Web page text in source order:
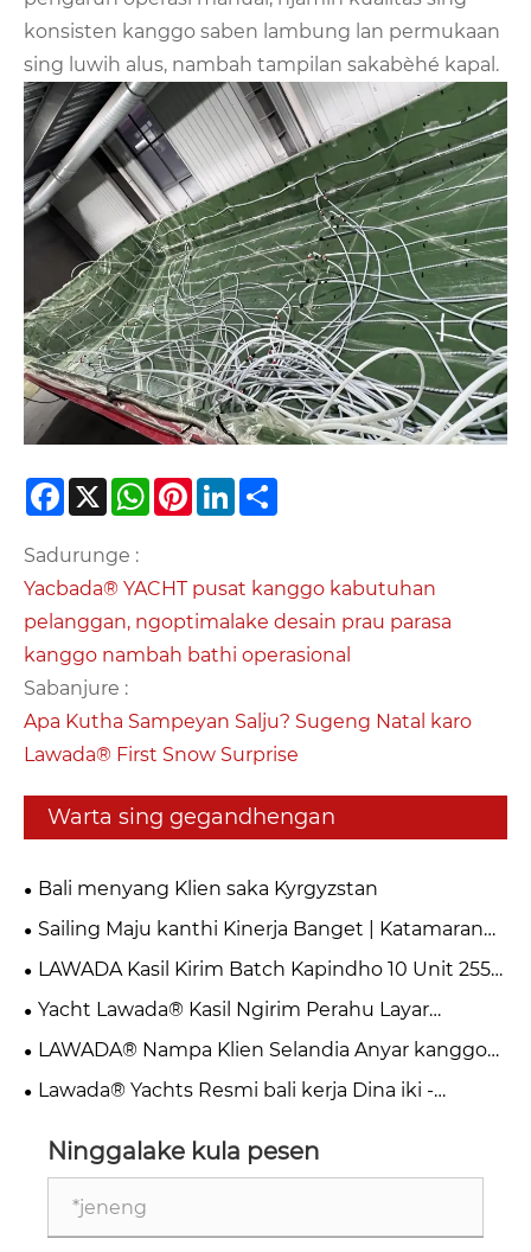
konsisten kanggo saben lambung lan permukaan
sing luwih alus, nambah tampilan sakabèhé kapal.
Facebook
X WhatsApp
PinterestLinkedIn
Sadurunge :
Yacbada® YACHT pusat kanggo kabutuhan
pelanggan, ngoptimalake desain prau parasa
kanggo nambah bathi operasional
Sabanjure :
Apa Kutha Sampeyan Salju? Sugeng Natal karo
Lawada® First Snow Surprise​
Warta sing gegandhengan
Bali menyang Klien saka Kyrgyzstan
Sailing Maju kanthi Kinerja Banget | Katamaran
Kita Kasil Rampungake Uji Coba Laut
LAWADA Kasil Kirim Batch Kapindho 10 Unit 255
Speed ​​Boats
Yacht Lawada® Kasil Ngirim Perahu Layar
Penumpang Catamaran 10,25m
LAWADA® Nampa Klien Selandia Anyar kanggo
Inspeksi & Kunjungan
Lawada® Yachts Resmi bali kerja Dina iki -
Ninggalake kula pesen